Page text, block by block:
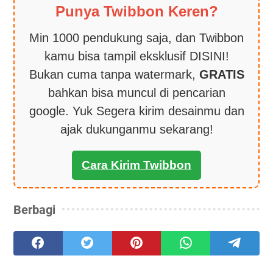
Punya Twibbon Keren?
Min 1000 pendukung saja, dan Twibbon
kamu bisa tampil eksklusif DISINI!
Bukan cuma tanpa watermark, GRATIS
bahkan bisa muncul di pencarian
google. Yuk Segera kirim desainmu dan
ajak dukunganmu sekarang!
Cara Kirim Twibbon
Berbagi